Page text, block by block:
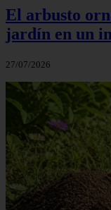
El arbusto
jardín en un
27/07/2026